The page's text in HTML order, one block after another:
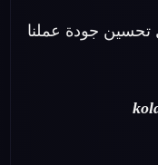
تحسين جودة عملنا